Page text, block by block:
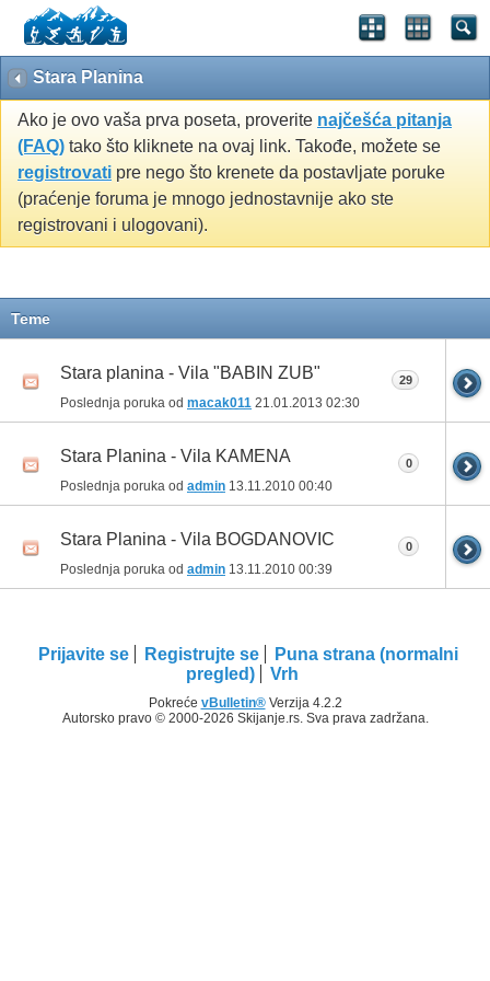
Stara Planina
Ako je ovo vaša prva poseta, proverite najčešća pitanja
(FAQ) tako što kliknete na ovaj link. Takođe, možete se
registrovati pre nego što krenete da postavljate poruke
(praćenje foruma je mnogo jednostavnije ako ste
registrovani i ulogovani).
Teme
Stara planina - Vila "BABIN ZUB"
Poslednja poruka od macak011 21.01.2013 02:30
29
Stara Planina - Vila KAMENA
Poslednja poruka od admin 13.11.2010 00:40
0
Stara Planina - Vila BOGDANOVIC
Poslednja poruka od admin 13.11.2010 00:39
0
Prijavite se Registrujte se
Puna strana (normalni
pregled)
Vrh
Pokreće vBulletin®Verzija 4.2.2
Autorsko pravo © 2000-2026 Skijanje.rs. Sva prava zadržana.